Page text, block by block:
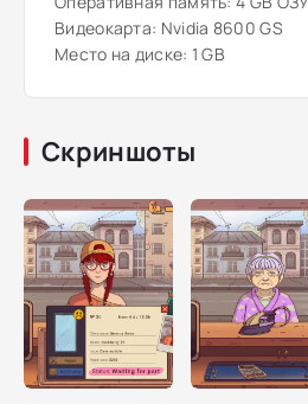
Видеокарта: Nvidia 8600 GS
Место на диске: 1 GB
Скриншоты